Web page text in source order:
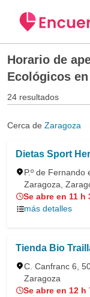
Horario de
Ecológicos
24 resultados
Cerca de Zaragoza
Dietas Sport
P.º de Fernando
Zaragoza,
Se abre en 11 h
más detalles
Tienda Bio
C. Canfranc 6,
Zaragoza
Se abre en 12 h